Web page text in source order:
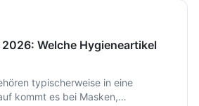
Welche Hygieneartikel
typischerweise in eine
kommt es bei Masken,